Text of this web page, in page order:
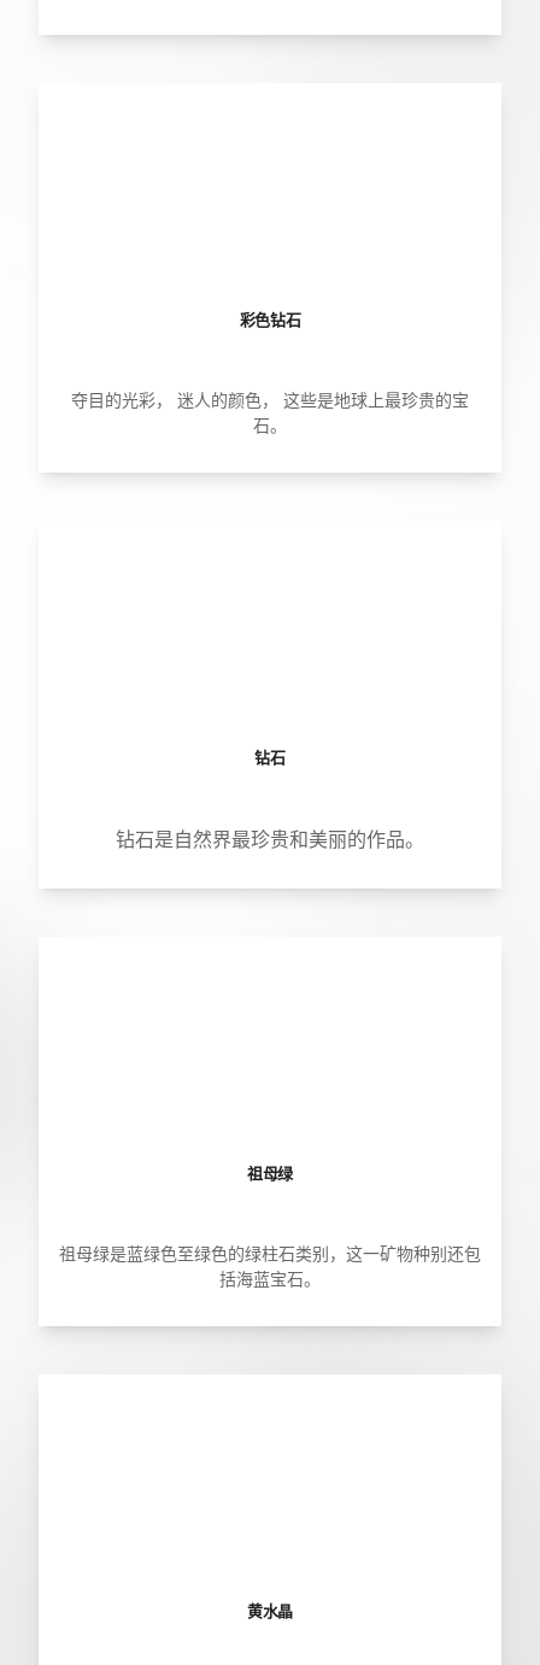
彩色钻石
夺目的光彩， 迷人的颜色， 这些是地球上最珍贵的宝
石。
钻石
钻石是自然界最珍贵和美丽的作品。
祖母绿
祖母绿是蓝绿色至绿色的绿柱石类别，这一矿物种别还包
括海蓝宝石。
黄水晶